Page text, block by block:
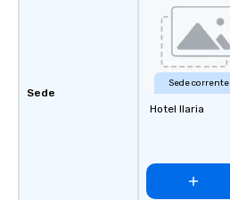
Sede
Sede corrente
Hotel Ilaria